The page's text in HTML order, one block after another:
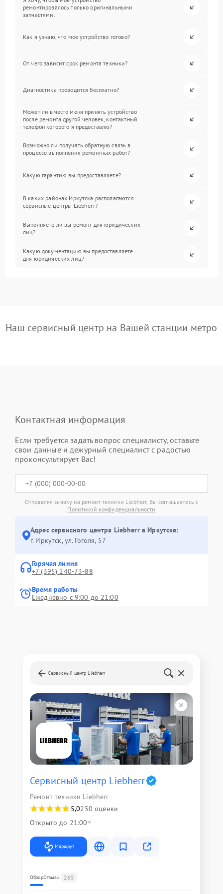
ремонтировалось только оригинальными
запчастями.
Как я узнаю, что мое устройство готово?
От чего зависит срок ремонта техники?
Диагностика проводится бесплатно?
Может ли вместо меня принять устройство
после ремонта другой человек, контактный
телефон которого я предоставлю?
Возможно ли получать обратную связь в
процессе выполнения ремонтных работ?
Какую гарантию вы предоставляете?
В каких районах Иркутска располагаются
сервисные центры Liebherr?
Выполняете ли вы ремонт для юридических
лиц?
Какую документацию вы предоставляете
для юридических лиц?
Наш сервисный центр на Вашей станции метро
Контактная информация
Если требуется задать вопрос специалисту, оставьте
свои данные и дежурный специалист с радостью
проконсультирует Вас!
Отправляя заявку на ремонт техники Liebherr, Вы соглашаетесь с
Политикой конфиденциальности
Адрес сервисного центра Liebherr в Иркутске:
г. Иркутск, ул. ​Гоголя, 57
Горячая линия
+7 (395) 240-73-88
Время работы
Ежедневно с 9:00 до 21:00
Сервисный центр Liebherr
Сервисный центр Liebherr
Ремонт техники Liebherr
5,0250 оценки
Открыто до 21:00
Маршрут
ОбзорОтзывы 265